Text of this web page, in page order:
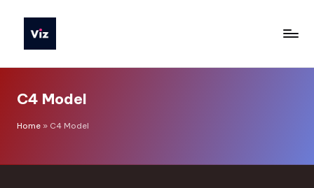
T
o
C4 Model
Home » C4 Model